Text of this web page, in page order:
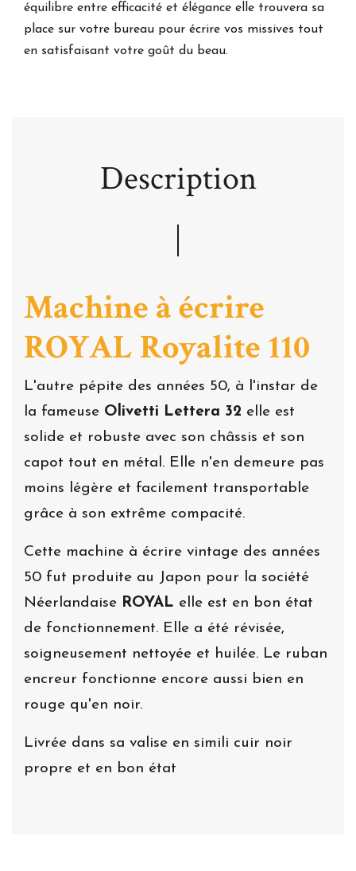
équilibre entre efficacité et élégance elle trouvera sa
place sur votre bureau pour écrire vos missives tout
en satisfaisant votre goût du beau.
Description
Machine à écrire
ROYAL Royalite 110
L'autre pépite des années 50, à l'instar de
la fameuse Olivetti Lettera 32 elle est
solide et robuste avec son châssis et son
capot tout en métal. Elle n'en demeure pas
moins légère et facilement transportable
grâce à son extrême compacité.
Cette machine à écrire vintage des années
50 fut produite au Japon pour la société
Néerlandaise ROYAL elle est en bon état
de fonctionnement. Elle a été révisée,
soigneusement nettoyée et huilée. Le ruban
encreur fonctionne encore aussi bien en
rouge qu'en noir.
Livrée dans sa valise en simili cuir noir
propre et en bon état